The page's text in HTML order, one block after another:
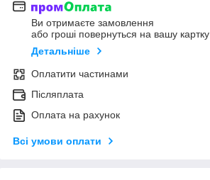
Ви отримаєте замовлення
або гроші повернуться на вашу картку
Детальніше
Оплатити частинами
Післяплата
Оплата на рахунок
Всі умови оплати